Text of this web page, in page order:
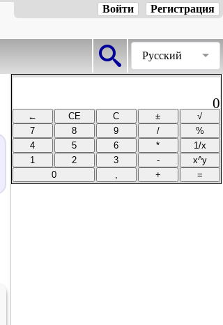
Регистрация
Войти
Русский
0